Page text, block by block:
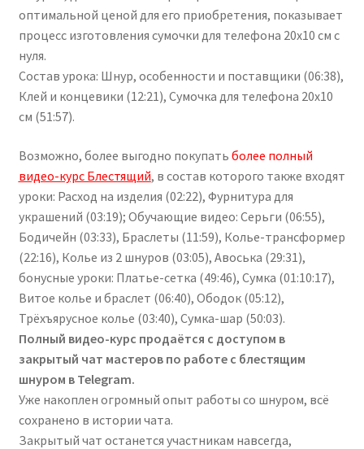
1550,00₽.
оптимальной ценой для его приобретения, показывает
процесс изготовления сумочки для телефона 20х10 см с
нуля.
Состав урока: Шнур, особенности и поставщики (06:38),
Клей и концевики (12:21), Сумочка для телефона 20х10
см (51:57).
Возможно, более выгодно покупать более полный
видео-курс Блестящий, в состав которого также входят
уроки: Расход на изделия (02:22), Фурнитура для
украшений (03:19); Обучающие видео: Серьги (06:55),
Бодичейн (03:33), Браслеты (11:59), Колье-трансформер
(22:16), Колье из 2 шнуров (03:05), Авоська (29:31),
бонусные уроки: Платье-сетка (49:46), Сумка (01:10:17),
Витое колье и браслет (06:40), Ободок (05:12),
Трёхъярусное колье (03:40), Сумка-шар (50:03).
Полный видео-курс продаётся с доступом в
закрытый чат мастеров по работе с блестящим
шнуром в Telegram.
Уже накоплен огромный опыт работы со шнуром, всё
сохранено в истории чата.
Закрытый чат останется участникам навсегда,